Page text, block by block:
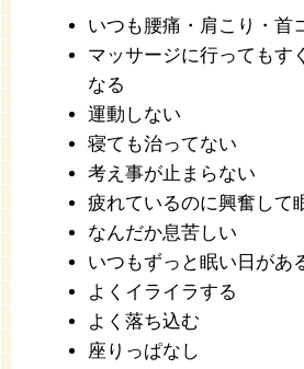
いつも腰痛・肩こり・首
マッサージに行ってもす
なる
運動しない
寝ても治ってない
考え事が止まらない
疲れているのに興奮して
なんだか息苦しい
いつもずっと眠い日があ
よくイライラする
よく落ち込む
座りっぱなし